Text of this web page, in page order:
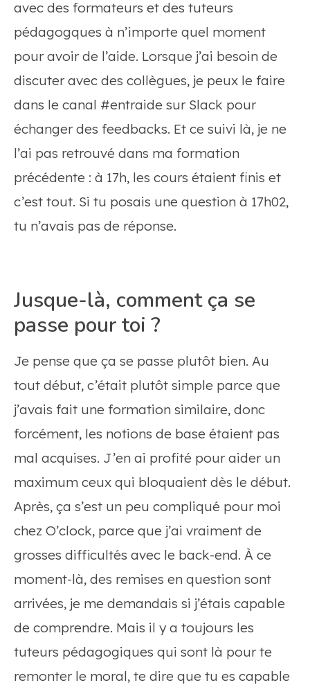
avec des formateurs et des tuteurs
pédagogques à n’importe quel moment
pour avoir de l’aide. Lorsque j’ai besoin de
discuter avec des collègues, je peux le faire
dans le canal #entraide sur Slack pour
échanger des feedbacks. Et ce suivi là, je ne
l’ai pas retrouvé dans ma formation
précédente : à 17h, les cours étaient finis et
c’est tout. Si tu posais une question à 17h02,
tu n’avais pas de réponse.
Jusque-là, comment ça se
passe pour toi ?
Je pense que ça se passe plutôt bien. Au
tout début, c’était plutôt simple parce que
j’avais fait une formation similaire, donc
forcément, les notions de base étaient pas
mal acquises. J’en ai profité pour aider un
maximum ceux qui bloquaient dès le début.
Après, ça s’est un peu compliqué pour moi
chez O’clock, parce que j’ai vraiment de
grosses difficultés avec le back-end. À ce
moment-là, des remises en question sont
arrivées, je me demandais si j’étais capable
de comprendre. Mais il y a toujours les
tuteurs pédagogiques qui sont là pour te
remonter le moral, te dire que tu es capable